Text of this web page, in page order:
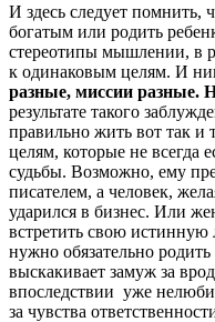
И здесь следует помнить,
богатым или родить
стереотипы мышлении, в
к одинаковым целям. И
разные, миссии разные.
результате такого
правильно жить вот так и
целям, которые не всегда
судьбы. Возможно, ему
писателем, а человек,
ударился в бизнес. Или
встретить свою истинную
нужно обязательно родить
выскакивает замуж за
впоследствии уже
за чувства